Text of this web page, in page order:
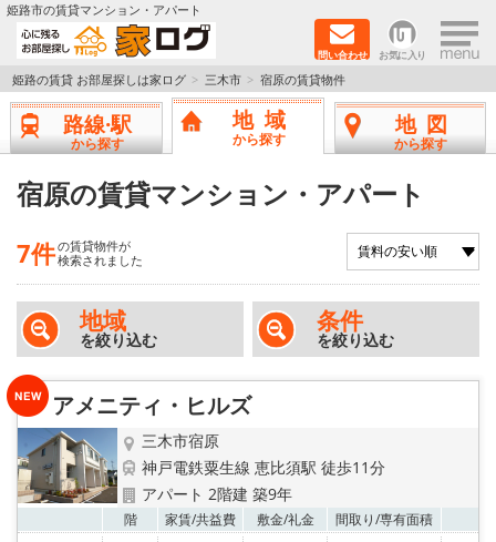
姫路市の賃貸マンション・アパート
問い合わせ お気に入り ×
TOPページ
新築物件
ペットOK物件
戸建物件
保証人不要物件
初期費用リーズナブル物件
都市ガス物件
路線·駅から探す
地域から探す
姫路の賃貸 お部屋探しは家ログ 三木市 宿原の賃貸物件
路線·駅
から探す
地域
から探す
地図
から探す
宿原の賃貸マンション・アパート
7件の賃貸物件が
検索されました
地域
を絞り込む
条件
を絞り込む
アメニティ・ヒルズ
三木市宿原
神戸電鉄粟生線 恵比須駅 徒歩11分
アパート 2階建 築9年
階 家賃/共益費 敷金/礼金 間取り/専有面積